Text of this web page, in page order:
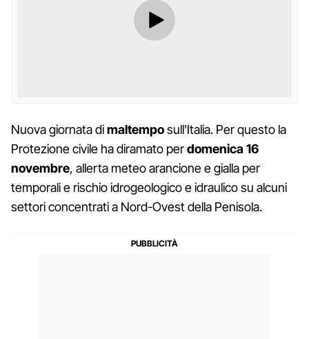
Nuova giornata dimaltemposull'Italia. Per questo la
Protezione civile ha diramato perdomenica 16
novembre, allerta meteo arancione e gialla per
temporali e rischio idrogeologico e idraulico su alcuni
settori concentrati a Nord-Ovest della Penisola.